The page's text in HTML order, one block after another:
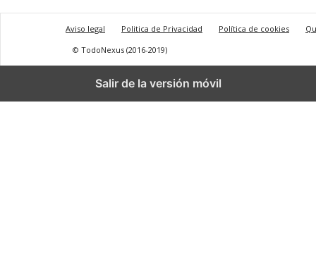
Aviso legal Politica de Privacidad Política de cookies
© TodoNexus (2016-2019)
Salir de la versión móvil